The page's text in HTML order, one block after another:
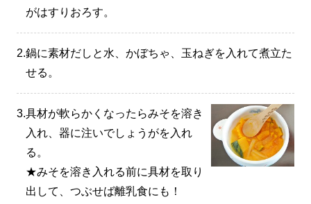
がはすりおろす。
2.鍋に素材だしと水、かぼちゃ、玉ねぎを入れて煮立た
せる。
3.具材が軟らかくなったらみそを溶き
入れ、器に注いでしょうがを入れ
る。
★みそを溶き入れる前に具材を取り
出して、つぶせば離乳食にも！